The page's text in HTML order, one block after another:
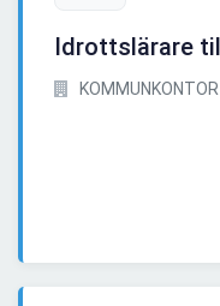
Idrottslärare
KOMMUNKONTOR